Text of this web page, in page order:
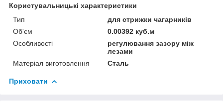
Користувальницькі характеристики
Тип
для стрижки чагарників
Об'єм
0.00392 куб.м
Особливості
регулювання зазору між
лезами
Матеріал виготовлення
Сталь
Приховати